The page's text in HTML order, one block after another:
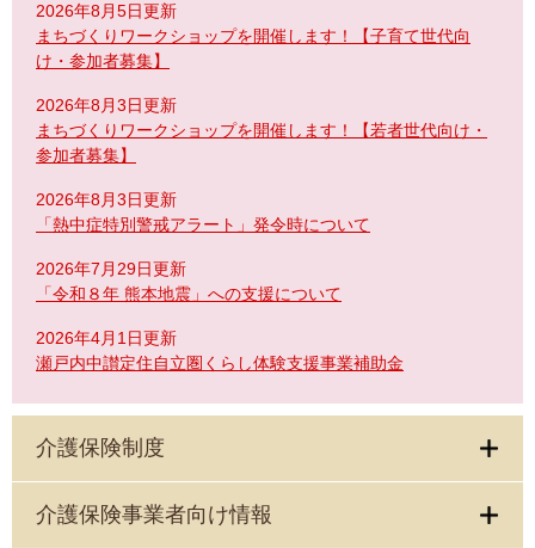
2026年8月5日更新
まちづくりワークショップを開催します！【子育て世代向
け・参加者募集】
2026年8月3日更新
まちづくりワークショップを開催します！【若者世代向け・
参加者募集】
2026年8月3日更新
「熱中症特別警戒アラート」発令時について
2026年7月29日更新
「令和８年 熊本地震」への支援について
2026年4月1日更新
瀬戸内中讃定住自立圏くらし体験支援事業補助金
介護保険制度
介護保険事業者向け情報